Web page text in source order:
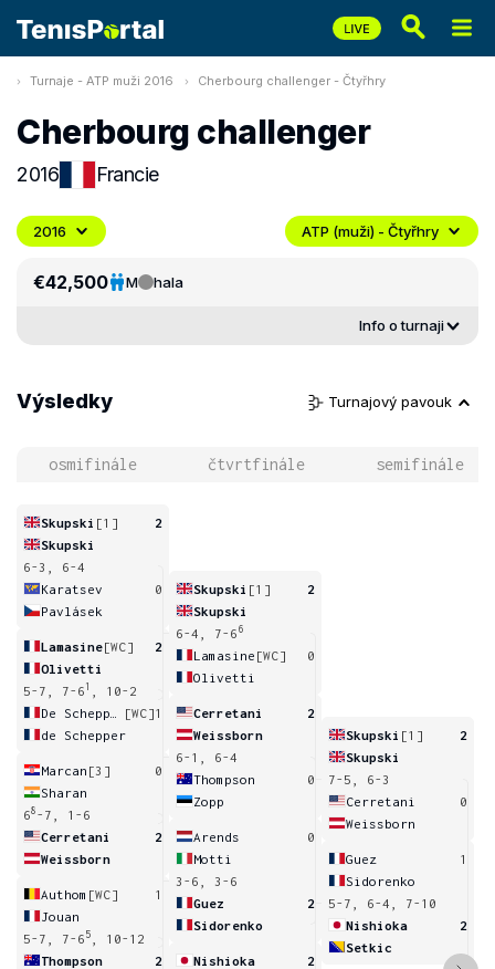
Turnaje - ATP muži 2016 Cherbourg challenger - Čtyřhry
Cherbourg challenger
2016 Francie
2016 ATP (muži) - Čtyřhry
€42,500 M hala
Info o turnaji
Výsledky Turnajový pavouk
osmifinále čtvrtfinále semifinále
Skupski [1]
2
Skupski
6-3, 6-4
Karatsev
0
Pavlásek
Lamasine[WC]
2
Olivetti
5-7, 7-6 1
, 10-2
[WC]1
de Schepper
Marcan [3]
0
Sharan
68 -7, 1-6
Cerretani
2
Weissborn
Authom [WC]
1
Jouan
5-7, 7-6 5
, 10-12
Thompson
2
Skupski [1]
2
Skupski
6-4, 7-6 6
Lamasine [WC]
0
Olivetti
Cerretani
2
Weissborn
6-1, 6-4
Thompson
0
Zopp
Arends
0
Motti
3-6, 3-6
Guez
2
Sidorenko
Nishioka
2
Skupski [1]
2
Skupski
7-5, 6-3
Cerretani
0
Weissborn
Guez
1
Sidorenko
5-7, 6-4, 7-10
Nishioka
2
Setkic